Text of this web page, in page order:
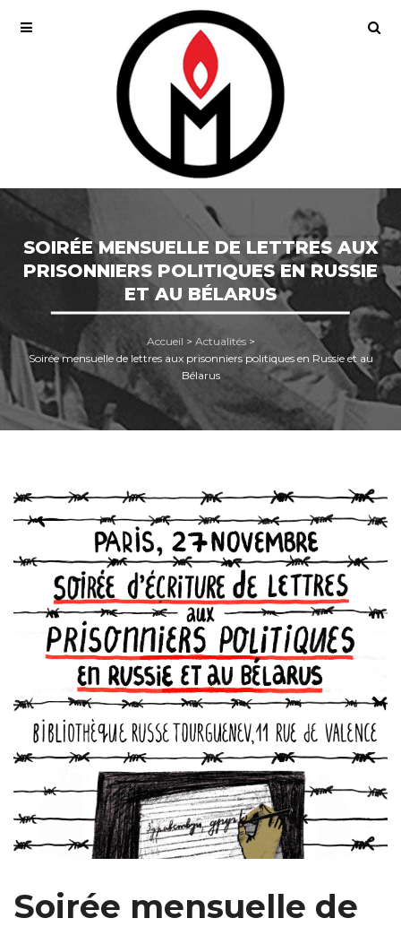
SOIRÉE MENSUELLE DE LETTRES AUX
PRISONNIERS POLITIQUES EN RUSSIE
ET AU BÉLARUS
Accueil > Actualités>
Soirée mensuelle de lettres aux prisonniers politiques en Russie et au
Bélarus
Soirée mensuelle de